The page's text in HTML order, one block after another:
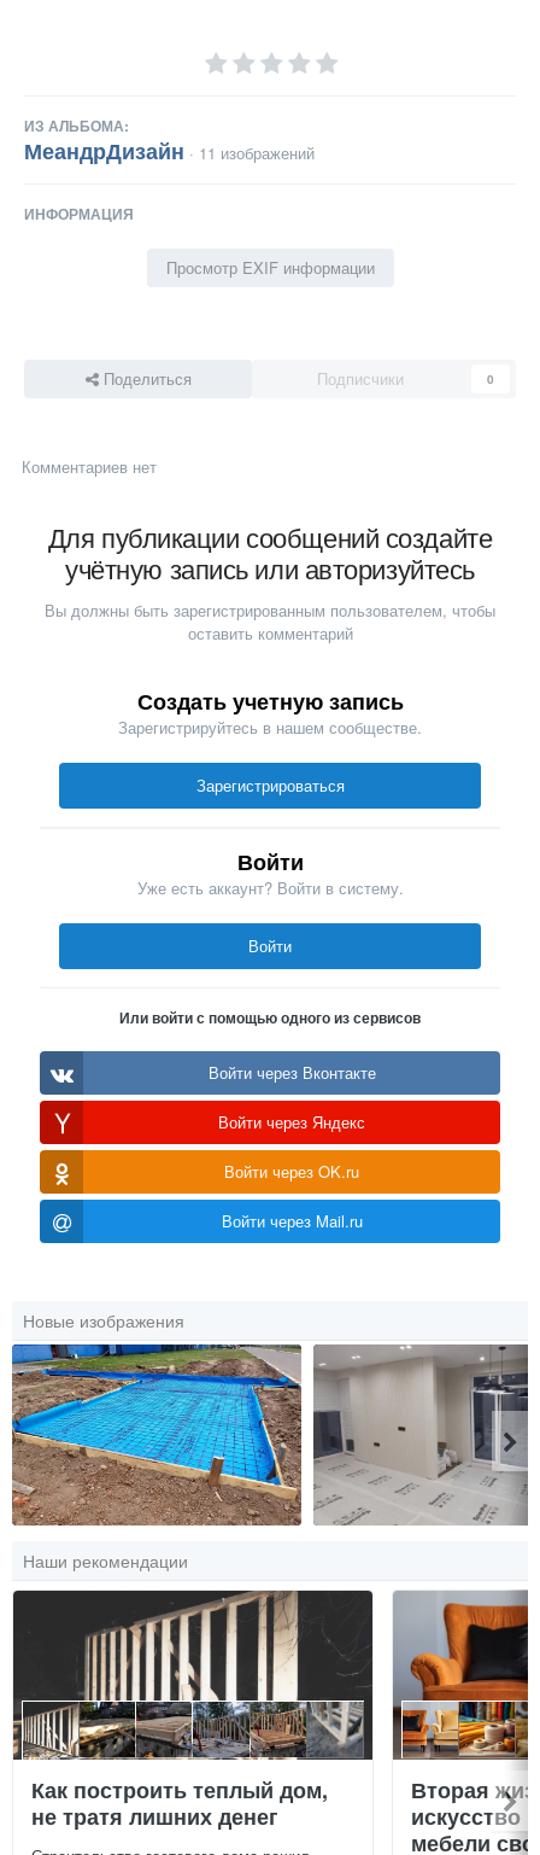
ИЗ АЛЬБОМА:
МеандрДизайн · 11 изображений
ИНФОРМАЦИЯ
Просмотр EXIF информации
Поделиться Подписчики 0
Комментариев нет
Для публикации сообщений создайте
учётную запись или авторизуйтесь
Вы должны быть зарегистрированным пользователем, чтобы
оставить комментарий
Создать учетную запись
Зарегистрируйтесь в нашем сообществе.
Зарегистрироваться
Войти
Уже есть аккаунт? Войти в систему.
Войти
Или войти с помощью одного из сервисов
Войти через Вконтакте
Войти через Яндекс
Войти через OK.ru
Войти через Mail.ru
Новые изображения
Наши рекомендации
Как построить теплый дом,
не тратя лишних денег
Вторая
искусство
мебели